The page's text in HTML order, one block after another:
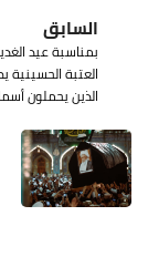
السابق
‏بمناسبة عيد
الذين يحملون